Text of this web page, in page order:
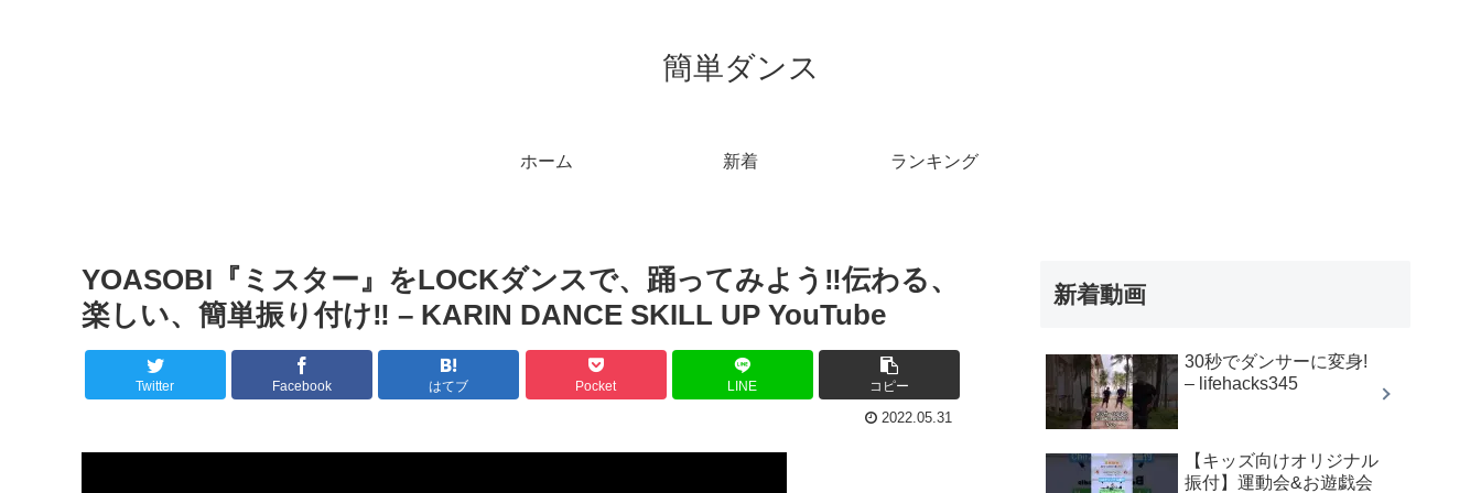
簡単ダンス
ホーム 新着 ランキング
YOASOBI『ミスター』をLOCKダンスで、踊ってみよう‼️伝わる、
楽しい、簡単振り付け‼️ – KARIN DANCE SKILL UP YouTube
Twitter Facebook はてブ Pocket LINE コピー
2022.05.31
新着動画
30秒でダンサーに変身!
– lifehacks345
【キッズ向けオリジナル
振付】運動会&お遊戯会